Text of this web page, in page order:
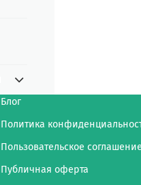
Блог
Политика
Пользовательское
Публичная оферта